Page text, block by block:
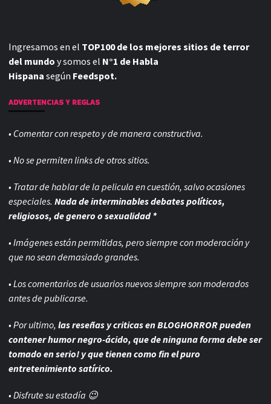
Ingresamos en el TOP100 de los mejores sitios de terror
del mundo y somos el N°1 de Habla
Hispana según Feedspot.
ADVERTENCIAS Y REGLAS
• Comentar con respeto y de manera constructiva.
• No se permiten links de otros sitios.
• Tratar de hablar de la pelicula en cuestión, salvo ocasiones
especiales. Nada de interminables debates políticos,
religiosos, de genero o sexualidad *
• Imágenes están permitidas, pero siempre conmoderación y
que no sean demasiado grandes.
• Los comentarios de usuarios nuevos siempre son moderados
antes de publicarse.
• Por ultimo, las reseñas y criticas en BLOGHORROR pueden
contener humor negro-ácido, que de ninguna forma debe ser
tomado en serio! y que tienen como fin el puro
entretenimiento satírico.
• Disfrute su estadía 😉